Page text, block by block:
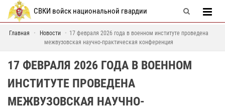
СВКИ войск национальной гвардии
Главная Новости
17 февраля 2026 года в военном институте проведена
межвузовская научно-практическая конференция
17 ФЕВРАЛЯ 2026 ГОДА В ВОЕННОМ
ИНСТИТУТЕ ПРОВЕДЕНА
МЕЖВУЗОВСКАЯ НАУЧНО-